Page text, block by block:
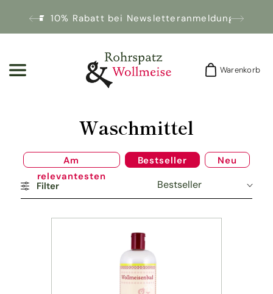
10% Rabatt bei Newsletteranmeldung!
Warenkorb
Warenkorb
K
a
t
e
Waschmittel
Am
relevantesten
Bestseller Neu
Filter